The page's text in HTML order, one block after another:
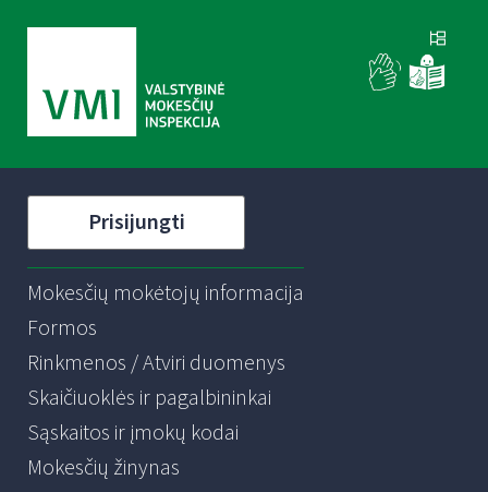
Prisijungti
Mokesčių mokėtojų informacija
Formos
Rinkmenos / Atviri duomenys
Skaičiuoklės ir pagalbininkai
Sąskaitos ir įmokų kodai
Mokesčių žinynas